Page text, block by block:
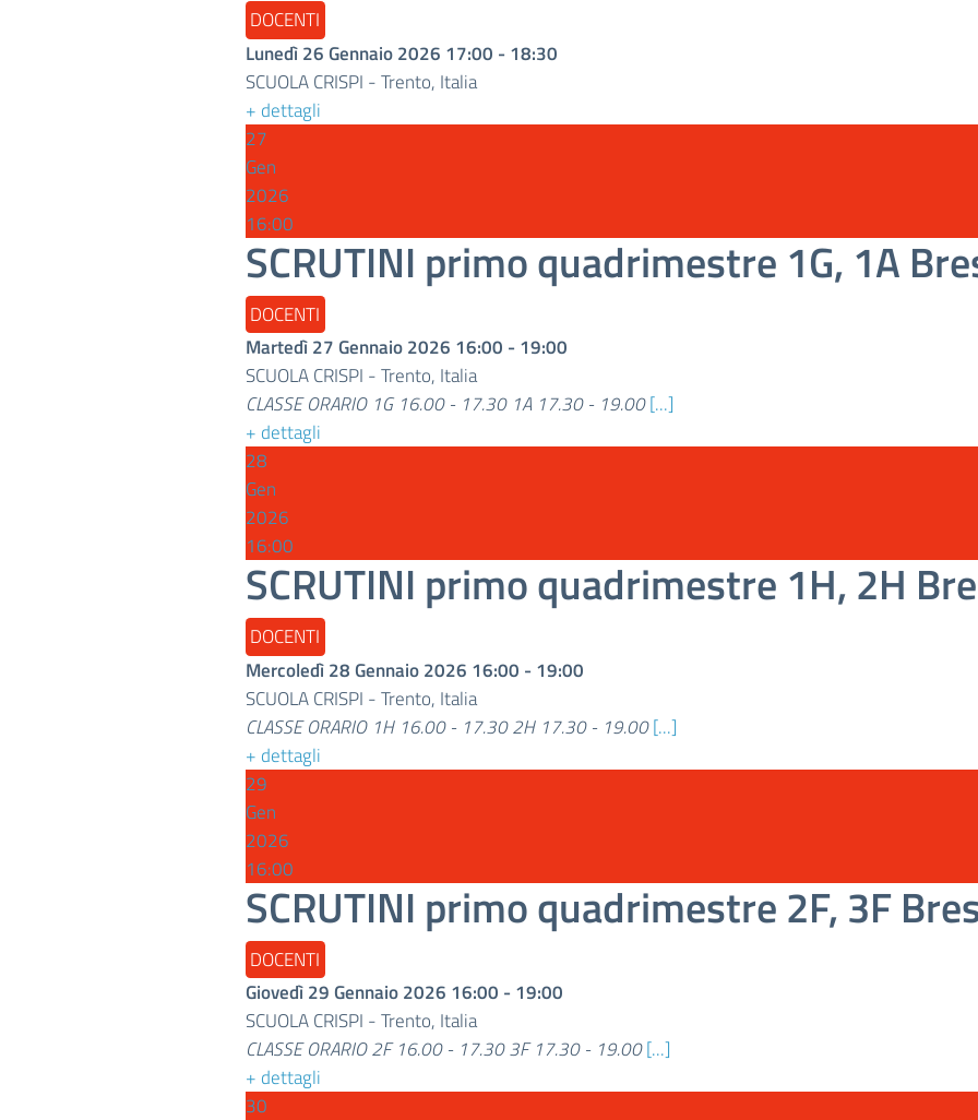
DOCENTI
Lunedì 26 Gennaio 2026 17:00 -18:30
SCUOLA CRISPI -Trento, Italia
+ dettagli
27
Gen
2026
16:00
SCRUTINI primo quadrimestre 1G, 1A
DOCENTI
Martedì 27 Gennaio 2026 16:00 -19:00
SCUOLA CRISPI -Trento, Italia
CLASSE ORARIO 1G 16.00 - 17.30 1A 17.30 - 19.00[...]
+ dettagli
28
Gen
2026
16:00
SCRUTINI primo quadrimestre 1H, 2H
DOCENTI
Mercoledì 28 Gennaio 2026 16:00 -19:00
SCUOLA CRISPI -Trento, Italia
CLASSE ORARIO 1H 16.00 - 17.30 2H 17.30 - 19.00[...]
+ dettagli
29
Gen
2026
16:00
SCRUTINI primo quadrimestre 2F, 3F
DOCENTI
Giovedì 29 Gennaio 2026 16:00 -19:00
SCUOLA CRISPI -Trento, Italia
CLASSE ORARIO 2F 16.00 - 17.30 3F 17.30 - 19.00[...]
+ dettagli
30